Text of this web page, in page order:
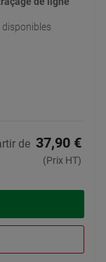
de 37,90 €
(Prix HT)